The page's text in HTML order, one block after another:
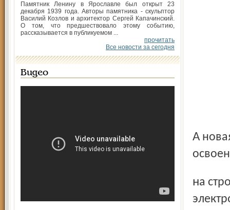
Памятник Ленину в Ярославле был открыт 23
декабря 1939 года. Авторы памятника - скульптор
Василий Козлов и архитектор Сергей Капачинский.
О том, что предшествовало этому событию,
рассказывается в публикуемом ...
прочитать
Все новости за сегодня
Видео
А новая инвестпрограмма до 2011 года предполагает
на строительстве электростанций и линий